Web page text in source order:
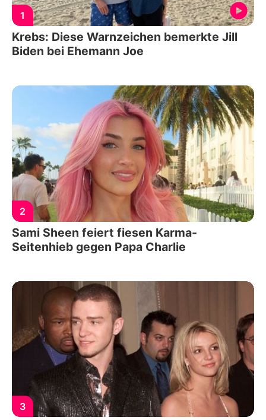
1
Krebs: Diese Warnzeichen bemerkte Jill
Biden bei Ehemann Joe
2
Sami Sheen feiert fiesen Karma-
Seitenhieb gegen Papa Charlie
3